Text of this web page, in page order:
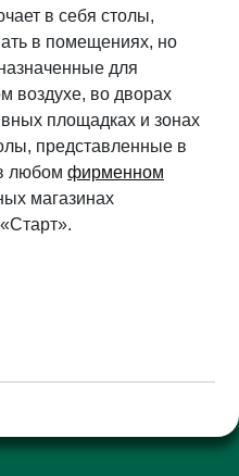
в себя столы,
в помещениях, но
для
воздухе, во дворах
площадках и зонах
представленные в
любом фирменном
магазинах
«Старт».